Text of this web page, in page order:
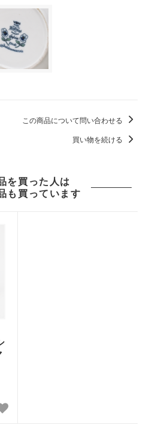
この商品について問い合わせる
買い物を続ける
を買った人は
も買っています